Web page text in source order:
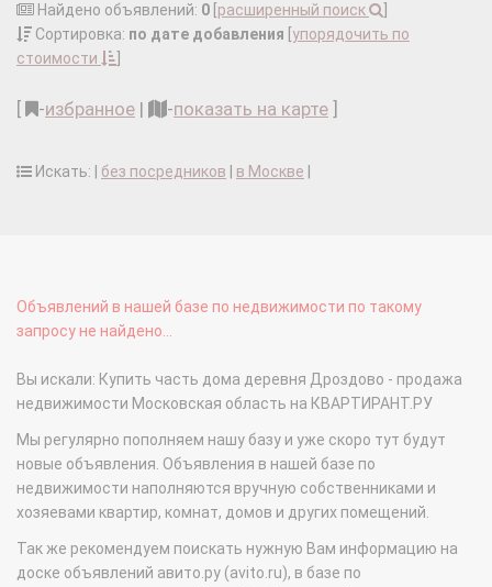
Найдено объявлений: 0 расширенный поиск
Сортировка: по дате добавления упорядочить по
стоимости
-избранное | -показать на карте
Искать: | без посредников в Москве
Объявлений в нашей базе по недвижимости по такому
запросу не найдено...
Вы искали: Купить часть дома деревня Дроздово - продажа
недвижимости Московская область на КВАРТИРАНТ.РУ
Мы регулярно пополняем нашу базу и уже скоро тут будут
новые объявления. Объявления в нашей базе по
недвижимости наполняются вручную собственниками и
хозяевами квартир, комнат, домов и других помещений.
Так же рекомендуем поискать нужную Вам информацию на
доске объявлений авито.ру (avito.ru), в базе по